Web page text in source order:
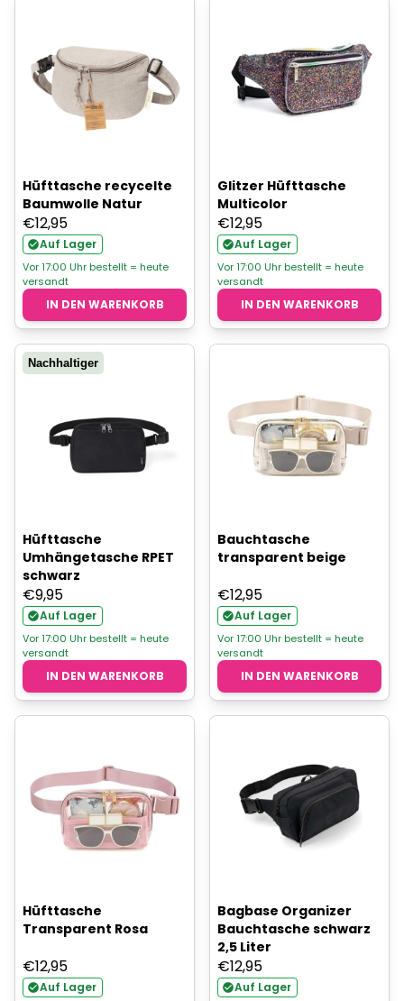
Hüfttasche recycelte
Baumwolle Natur
€12,95
Auf Lager
Vor 17:00 Uhr bestellt = heute
versandt
IN DEN WARENKORB
Glitzer Hüfttasche
Multicolor
€12,95
Auf Lager
Vor 17:00 Uhr bestellt = heute
versandt
IN DEN WARENKORB
Nachhaltiger
Hüfttasche
Umhängetasche RPET
schwarz
€9,95
Auf Lager
Vor 17:00 Uhr bestellt = heute
versandt
IN DEN WARENKORB
Bauchtasche
transparent beige
€12,95
Auf Lager
Vor 17:00 Uhr bestellt = heute
versandt
IN DEN WARENKORB
Hüfttasche
Transparent Rosa
€12,95
Auf Lager
Bagbase Organizer
Bauchtasche schwarz
2,5 Liter
€12,95
Auf Lager